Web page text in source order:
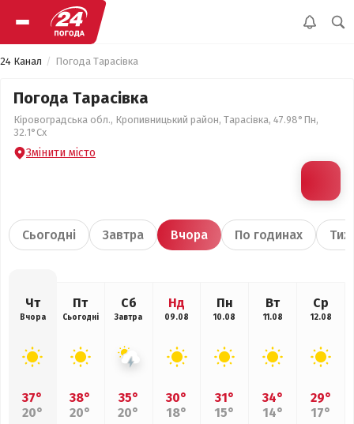
24 Канал Погода Тарасівка
Погода Тарасівка
Кіровоградська обл., Кропивницький район, Тарасівка, 47.98°Пн,
32.1°Сх
Змінити місто
Сьогодні Завтра Вчора По годинах
Чт
Вчора
37°
20°
Пт
Сьогодні
38°
20°
Сб
Завтра
35°
20°
Нд
09.08
30°
18°
Пн
10.08
31°
15°
Вт
11.08
34°
14°
Ср
12.08
29°
17°